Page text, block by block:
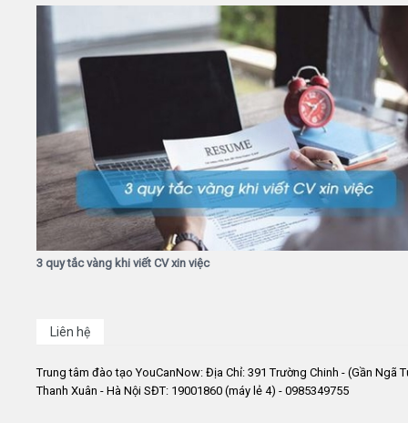
3 quy tắc vàng khi viết CV xin việc
Liên hệ
Trung tâm đào tạo YouCanNow: Địa Chỉ: 391 Trường Chinh - (Gần Ngã
Thanh Xuân - Hà Nội SĐT: 19001860 (máy lẻ 4) - 0985349755